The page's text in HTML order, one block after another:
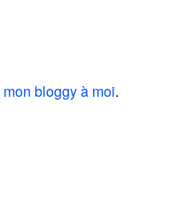
mon bloggy à moi.